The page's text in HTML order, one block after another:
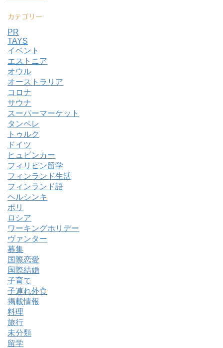
カテゴリー
PR
TAYS
イベント
エストニア
オウル
オーストラリア
コロナ
サウナ
スーパーマーケット
タンペレ
トゥルク
ドイツ
ヒュビンカー
フィリピン留学
フィンランド生活
フィンランド語
ヘルシンキ
ポリ
ロシア
ワーキングホリデー
ヴァンター
募集
国際恋愛
国際結婚
子育て
子連れ外食
掲載情報
料理
旅行
未分類
留学